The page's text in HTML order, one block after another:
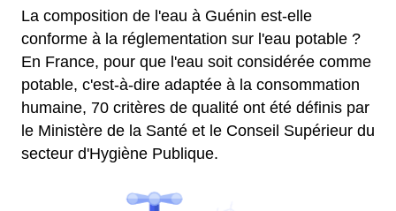
La composition de l'eau à Guénin est-elle
conforme à la réglementation sur l'eau potable ?
En France, pour que l'eau soit considérée comme
potable, c'est-à-dire adaptée à la consommation
humaine, 70 critères de qualité ont été définis par
le Ministère de la Santé et le Conseil Supérieur du
secteur d'Hygiène Publique.